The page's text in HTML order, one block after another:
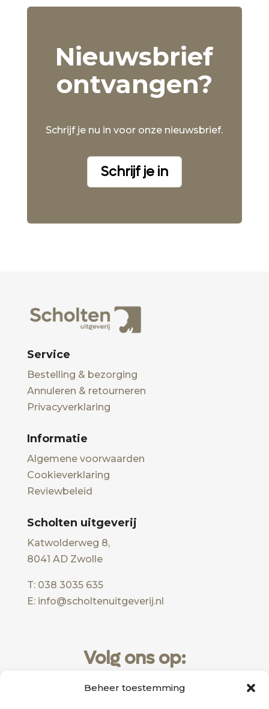
Beheer toestemming
Nieuwsbrief
ontvangen?
Schrijf je nu in voor onze nieuwsbrief.
Schrijf je in
Service
Bestelling & bezorging
Annuleren & retourneren
Privacyverklaring
Informatie
Algemene voorwaarden
Cookieverklaring
Reviewbeleid
Scholten uitgeverij
Katwolderweg 8,
8041 AD Zwolle
T: 038 3035 635
E: info@scholtenuitgeverij.nl
Volg ons op: